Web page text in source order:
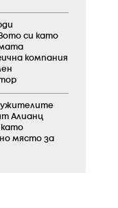
си като
компания
Алианц
като
място за